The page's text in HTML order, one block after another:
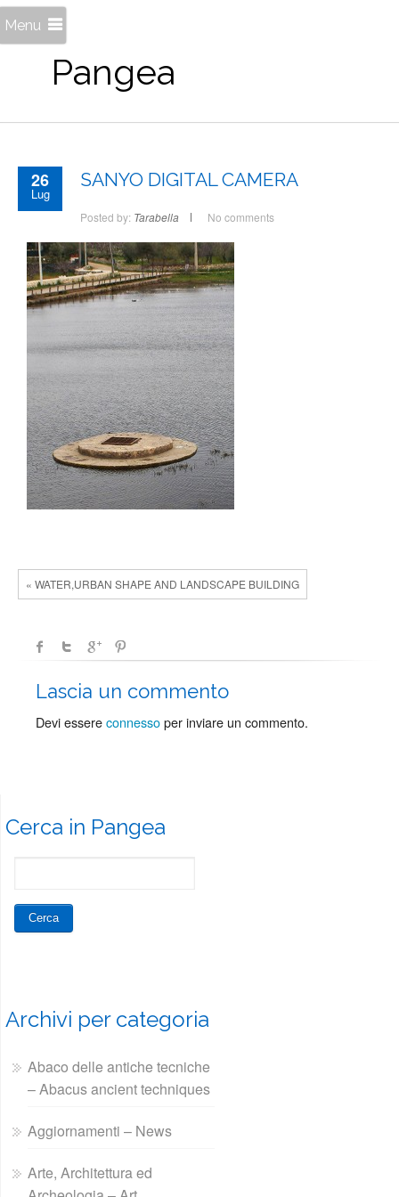
Pangea
Menu
26
Lug
SANYO DIGITAL CAMERA
Posted by: Tarabella No comments
« WATER,URBAN SHAPE AND LANDSCAPE BUILDING
Lascia un commento
Devi essereconnessoper inviare un commento.
Cerca in Pangea
Archivi per categoria
Abaco delle antiche tecniche
– Abacus ancient techniques
Aggiornamenti – News
Arte, Architettura ed